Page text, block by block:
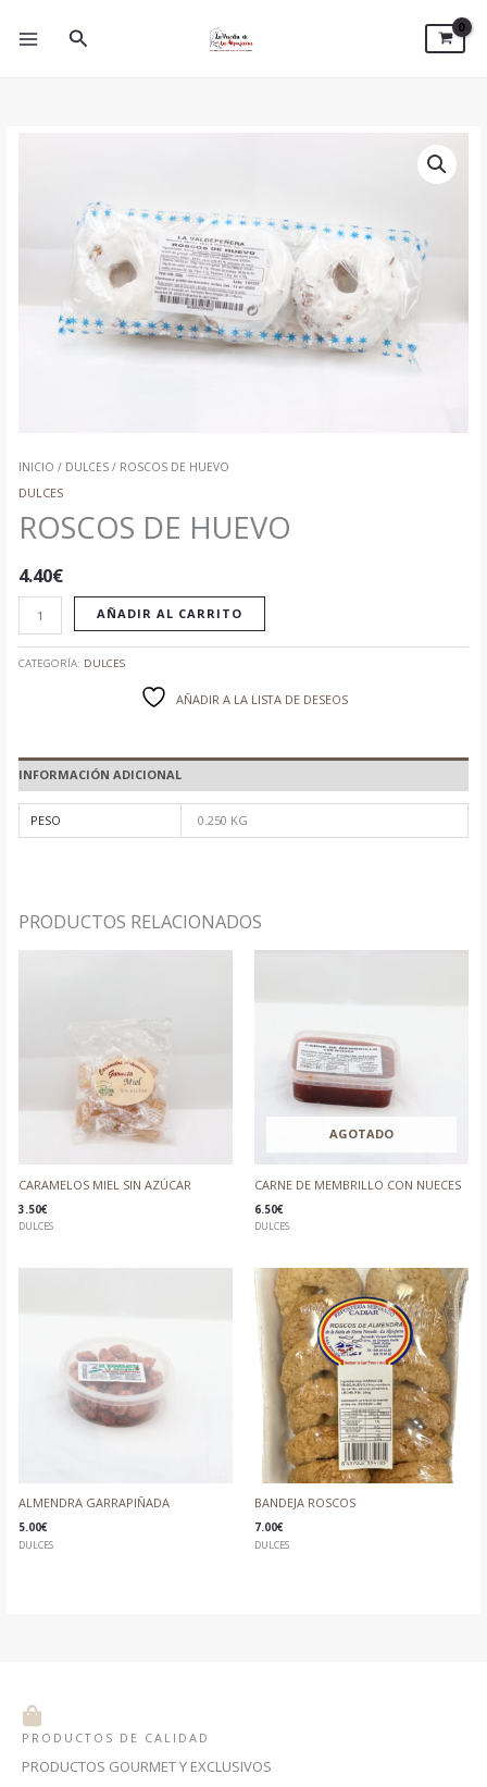
BUSCAR
INICIO / DULCES/ ROSCOS DE HUEVO
DULCES
ROSCOS DE HUEVO
4.40€
AÑADIR AL CARRITO
CATEGORÍA: DULCES
AÑADIR A LA LISTA DE DESEOS
INFORMACIÓN ADICIONAL
PESO 0.250 KG
PRODUCTOS RELACIONADOS
CARAMELOS MIEL SIN AZÚCAR
3.50€
DULCES
AGOTADO
CARNE DE MEMBRILLO CON NUECES
6.50€
DULCES
ALMENDRA GARRAPIÑADA
5.00€
DULCES
BANDEJA ROSCOS
7.00€
DULCES
PRODUCTOS DE CALIDAD
PRODUCTOS GOURMET Y EXCLUSIVOS